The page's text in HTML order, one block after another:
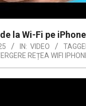
la Wi-Fi pe
IN: VIDEO
REȚEA WIFI